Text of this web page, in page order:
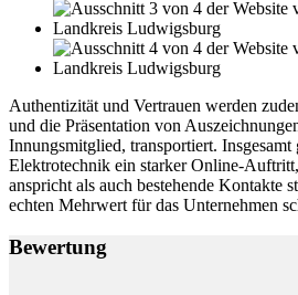
Authentizität und Vertrauen werden
und die Präsentation von
Innungsmitglied, transportiert.
Elektrotechnik ein starker Online-
anspricht als auch bestehende Kontakte
echten Mehrwert für das Unternehmen
Bewertung